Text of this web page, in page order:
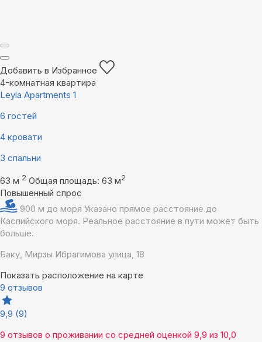
Добавить в Избранное
4-комнатная квартира
Leyla Apartments 1
6 гостей
4 кровати
3 спальни
63 м 2 Общая площадь: 63 м2
Повышенный спрос
900 м до моря Указано прямое расстояние до
Каспийского моря. Реальное расстояние в пути может быть
больше.
Баку, Мирзы Ибрагимова улица, 18
Показать расположение на карте
9 отзывов
9,9 (9)
9 отзывов о проживании со средней оценкой 9,9 из 10,0